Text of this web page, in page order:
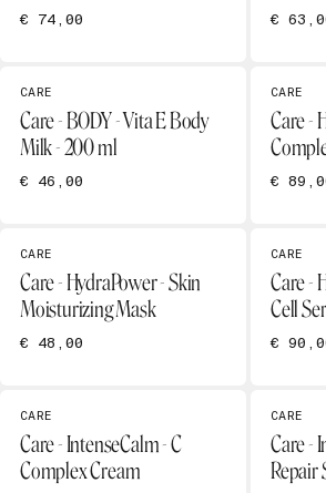
€ 74,00 €
CARE
Care - BODY - Vita E Body
Milk - 200 ml
€ 46,00
CARE
Care -
€
CARE
Care - HydraPower - Skin
Moisturizing Mask
€ 48,00
CARE
Care -
Cell
€
CARE
Care - IntenseCalm - C
Complex Cream
CARE
Care -
Repair